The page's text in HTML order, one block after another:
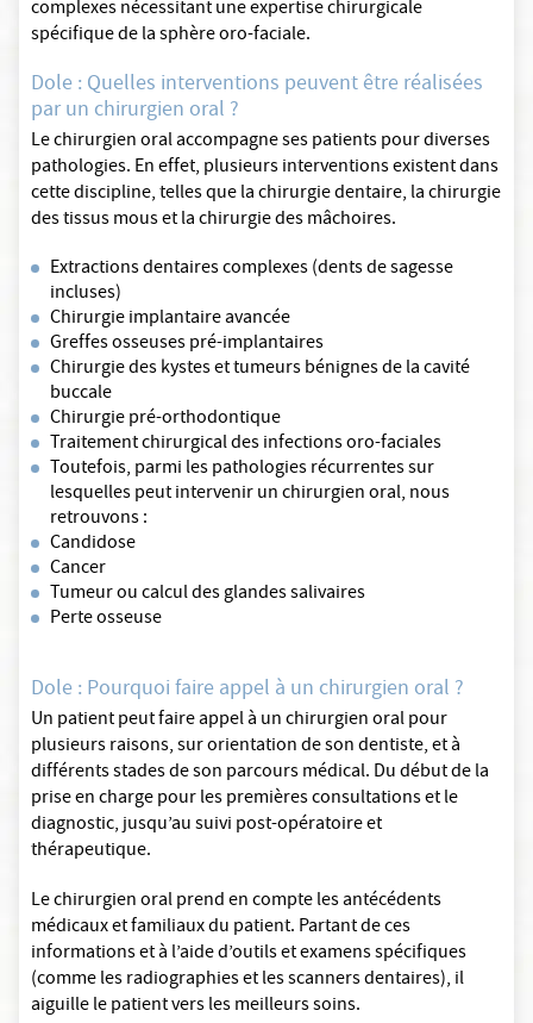
complexes nécessitant une expertise chirurgicale
spécifique de la sphère oro-faciale.
Dole : Quelles interventions peuvent être réalisées
par un chirurgien oral ?
Le chirurgien oral accompagne ses patients pour diverses
pathologies. En effet, plusieurs interventions existent dans
cette discipline, telles que la chirurgie dentaire, la chirurgie
des tissus mous et la chirurgie des mâchoires.
Extractions dentaires complexes (dents de sagesse
incluses)
Chirurgie implantaire avancée
Greffes osseuses pré-implantaires
Chirurgie des kystes et tumeurs bénignes de la cavité
buccale
Chirurgie pré-orthodontique
Traitement chirurgical des infections oro-faciales
Toutefois, parmi les pathologies récurrentes sur
lesquelles peut intervenir un chirurgien oral, nous
retrouvons :
Candidose
Cancer
Tumeur ou calcul des glandes salivaires
Perte osseuse
Dole : Pourquoi faire appel à un chirurgien oral ?
Un patient peut faire appel à un chirurgien oral pour
plusieurs raisons, sur orientation de son dentiste, et à
différents stades de son parcours médical. Du début de la
prise en charge pour les premières consultations et le
diagnostic, jusqu’au suivi post-opératoire et
thérapeutique.
Le chirurgien oral prend en compte les antécédents
médicaux et familiaux du patient. Partant de ces
informations et à l’aide d’outils et examens spécifiques
(comme les radiographies et les scanners dentaires), il
aiguille le patient vers les meilleurs soins.